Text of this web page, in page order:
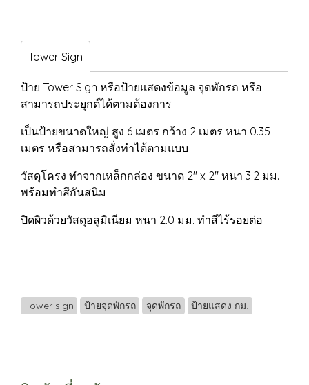
Tower Sign
ป้าย Tower Sign หรือป้ายแสดงข้อมูล จุดพักรถ หรือ
สามารถประยุกต์ได้ตามต้องการ
เป็นป้ายขนาดใหญ่ สูง 6 เมตร กว้าง 2 เมตร หนา 0.35
เมตร หรือสามารถสั่งทำได้ตามแบบ
วัสดุโครง ทำจากเหล็กกล่อง ขนาด 2" x 2" หนา 3.2 มม.
พร้อมทำสีกันสนิม
ปิดผิวด้วยวัสดุอลูมิเนียม หนา 2.0 มม. ทำสีไร้รอยต่อ
Tower sign ป้ายจุดพักรถ จุดพักรถ ป้ายแสดง กม.